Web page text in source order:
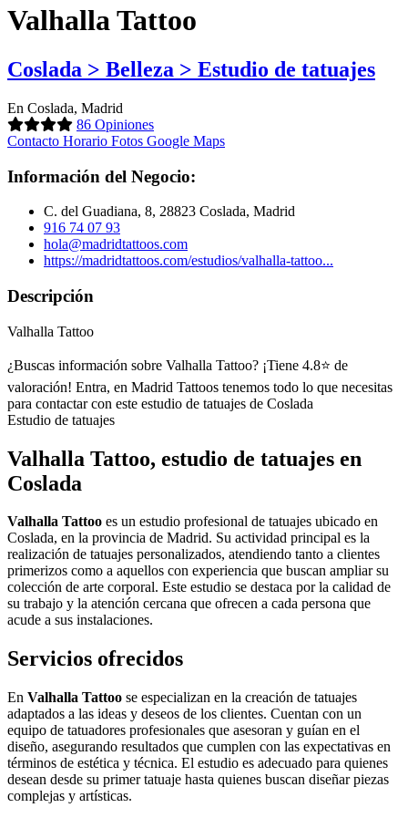
Valhalla Tattoo
Coslada > Belleza > Estudio de tatuajes
En Coslada, Madrid
86 Opiniones
Contacto Horario Fotos Google Maps
Información del Negocio:
C. del Guadiana, 8, 28823 Coslada, Madrid
916 74 07 93
hola@madridtattoos.com
https://madridtattoos.com/estudios/valhalla-tattoo...
Descripción
Valhalla Tattoo
¿Buscas información sobre Valhalla Tattoo? ¡Tiene 4.8⭐ de
valoración! Entra, en Madrid Tattoos tenemos todo lo que necesitas
para contactar con este estudio de tatuajes de Coslada
Estudio de tatuajes
Valhalla Tattoo, estudio de tatuajes en
Coslada
Valhalla Tattoo es un estudio profesional de tatuajes ubicado en
Coslada, en la provincia de Madrid. Su actividad principal es la
realización de tatuajes personalizados, atendiendo tanto a clientes
primerizos como a aquellos con experiencia que buscan ampliar su
colección de arte corporal. Este estudio se destaca por la calidad de
su trabajo y la atención cercana que ofrecen a cada persona que
acude a sus instalaciones.
Servicios ofrecidos
En Valhalla Tattoo se especializan en la creación de tatuajes
adaptados a las ideas y deseos de los clientes. Cuentan con un
equipo de tatuadores profesionales que asesoran y guían en el
diseño, asegurando resultados que cumplen con las expectativas en
términos de estética y técnica. El estudio es adecuado para quienes
desean desde su primer tatuaje hasta quienes buscan diseñar piezas
complejas y artísticas.